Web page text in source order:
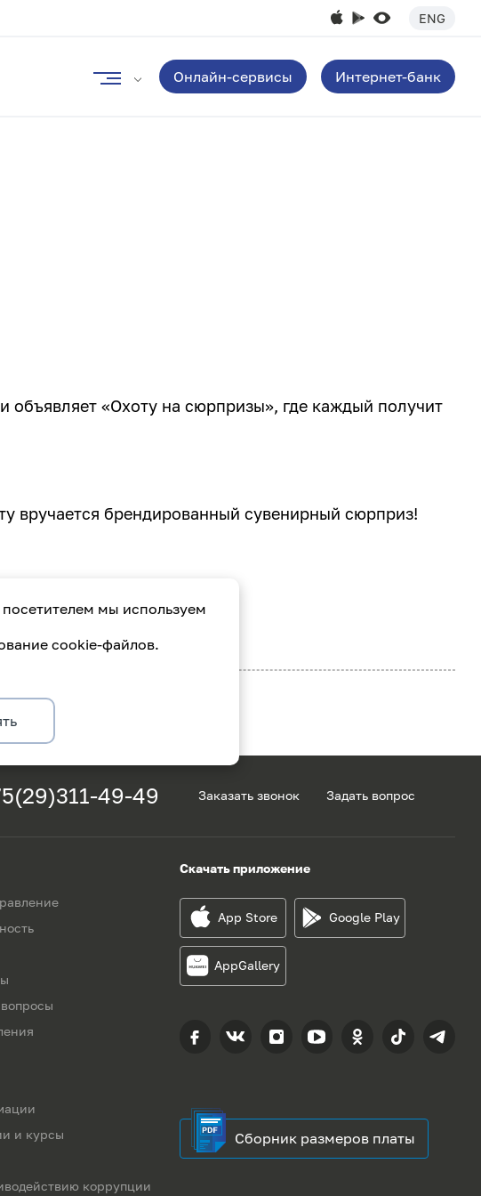
ENG
Онлайн-сервисы Интернет-банк
«Охоту на сюрпризы», где каждый получит
вручается брендированный сувенирный сюрприз!
49-49 Заказать звонок Задать вопрос
и курсы
коррупции
Скачать приложение
App Store Google Play
AppGallery
Сборник размеров платы
мы используем
cookie-файлов.